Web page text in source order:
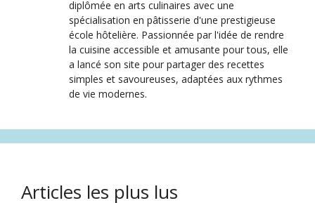
diplômée en arts culinaires avec une
spécialisation en pâtisserie d'une prestigieuse
école hôtelière. Passionnée par l'idée de rendre
la cuisine accessible et amusante pour tous, elle
a lancé son site pour partager des recettes
simples et savoureuses, adaptées aux rythmes
de vie modernes.
Articles les plus lus